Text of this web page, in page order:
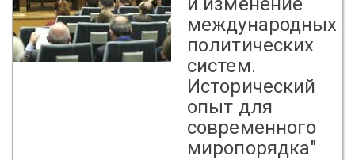
международных
политических
систем.
Исторический
опыт для
современного
миропорядка"